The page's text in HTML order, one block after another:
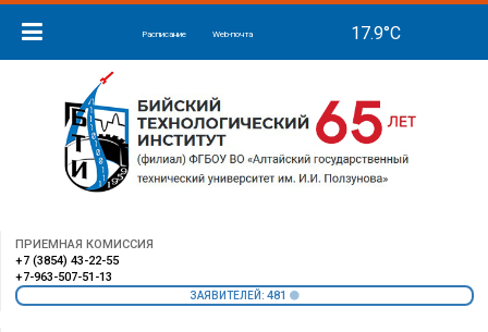
Расписание Web-почта
ПРИЕМНАЯ КОМИССИЯ
+7 (3854) 43-22-55
+7-963-507-51-13
ЗАЯВИТЕЛЕЙ: 481